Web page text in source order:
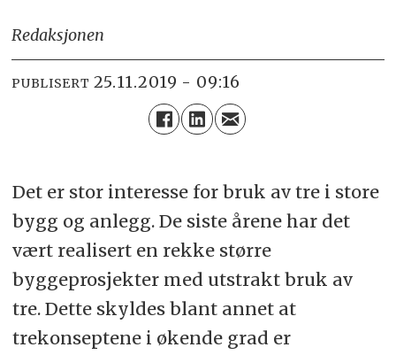
Redaksjonen
PUBLISERT 25.11.2019 - 09:16
Det er stor interesse for bruk av tre i store
bygg og anlegg. De siste årene har det
vært realisert en rekke større
byggeprosjekter med utstrakt bruk av
tre. Dette skyldes blant annet at
trekonseptene i økende grad er